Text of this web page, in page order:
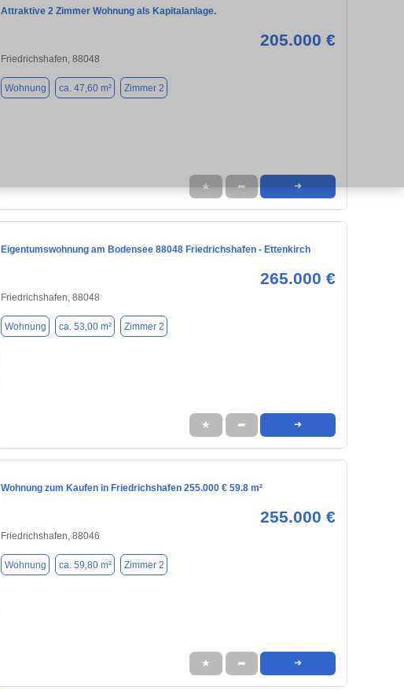
Attraktive 2 Zimmer Wohnung als Kapitalanlage.
205.000 €
Friedrichshafen, 88048
Wohnung ca. 47,60 m² Zimmer 2
★ ➦ ➜
Eigentumswohnung am Bodensee 88048 Friedrichshafen - Ettenkirch
265.000 €
Friedrichshafen, 88048
Wohnung ca. 53,00 m² Zimmer 2
★ ➦ ➜
Wohnung zum Kaufen in Friedrichshafen 255.000 € 59.8 m²
255.000 €
Friedrichshafen, 88046
Wohnung ca. 59,80 m² Zimmer 2
★ ➦ ➜